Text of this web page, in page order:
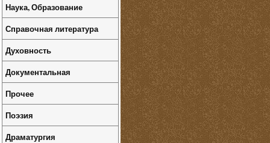
Наука, Образование
Справочная литература
Духовность
Документальная
Прочее
Поэзия
Драматургия